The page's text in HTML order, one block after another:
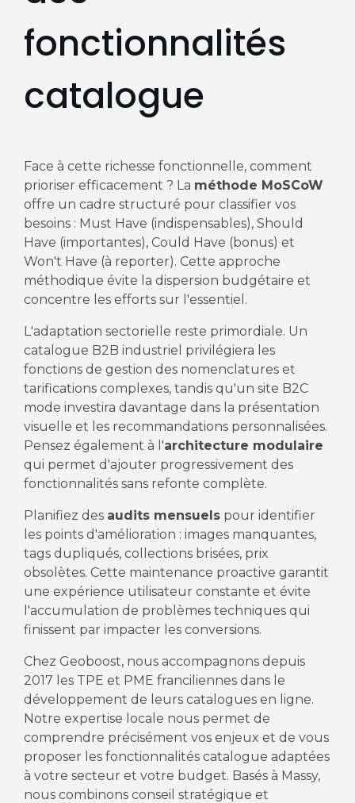
fonctionnalités
catalogue
Face à cette richesse fonctionnelle, comment
prioriser efficacement ? La méthode MoSCoW
offre un cadre structuré pour classifier vos
besoins : Must Have (indispensables), Should
Have (importantes), Could Have (bonus) et
Won't Have (à reporter). Cette approche
méthodique évite la dispersion budgétaire et
concentre les efforts sur l'essentiel.
L'adaptation sectorielle reste primordiale. Un
catalogue B2B industriel privilégiera les
fonctions de gestion des nomenclatures et
tarifications complexes, tandis qu'un site B2C
mode investira davantage dans la présentation
visuelle et les recommandations personnalisées.
Pensez également à l'architecture modulaire
qui permet d'ajouter progressivement des
fonctionnalités sans refonte complète.
Planifiez des audits mensuelspour identifier
les points d'amélioration : images manquantes,
tags dupliqués, collections brisées, prix
obsolètes. Cette maintenance proactive garantit
une expérience utilisateur constante et évite
l'accumulation de problèmes techniques qui
finissent par impacter les conversions.
Chez Geoboost, nous accompagnons depuis
2017 les TPE et PME franciliennes dans le
développement de leurs catalogues en ligne.
Notre expertise locale nous permet de
comprendre précisément vos enjeux et de vous
proposer les fonctionnalités catalogue adaptées
à votre secteur et votre budget. Basés à Massy,
nous combinons conseil stratégique et